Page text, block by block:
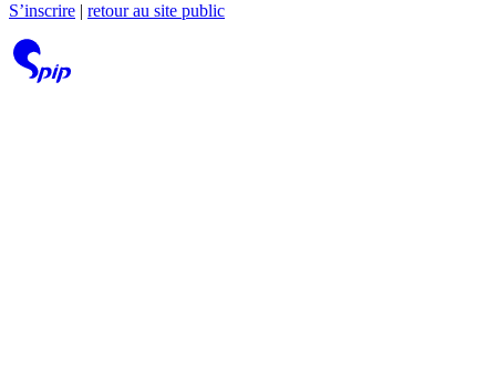
S’inscrire retour au site public